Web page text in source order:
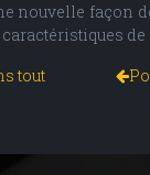
nouvelle façon
tout